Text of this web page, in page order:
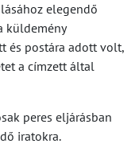
elegendő
küldemény
és postára adott volt,
a címzett által
peres eljárásban
iratokra.